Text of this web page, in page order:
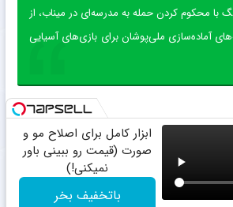
با محکوم کردن حمله به مدرسه‌ای در میناب، از
آماده‌سازی ملی‌پوشان برای بازی‌های آسیایی
ابزار کامل برای اصلاح مو و
صورت (قیمت رو ببینی باور
نمیکنی!)
باتخفیف بخر